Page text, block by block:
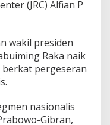
(JRC) Alfian P
wakil presiden
Raka naik
berkat pergeseran
nasionalis
Gibran,